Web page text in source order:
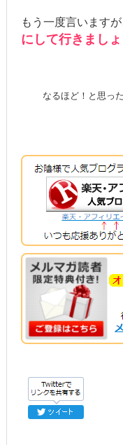
もう一度言いますが
にして行きましょ
なるほど！と思っ